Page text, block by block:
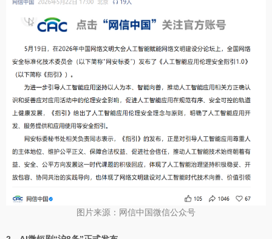
图片来源：网信中国微信公众号